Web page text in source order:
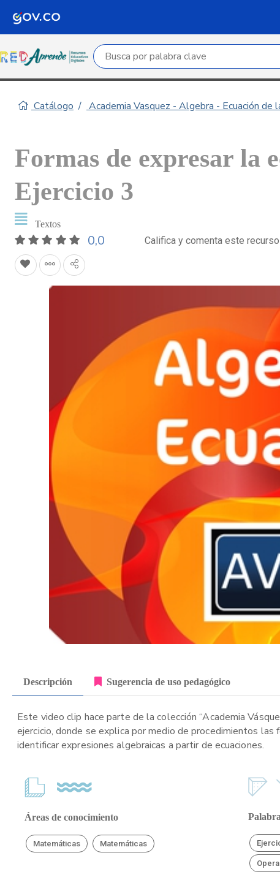
Campo de búsqueda por palabra clave
Catálogo Academia Vasquez - Algebra - Ecuación de
Formas de expresar la
Ejercicio 3
Textos
0,0 Califica y comenta este
Descripción Sugerencia de uso pedagógico
Este video clip hace parte de la colección “Academia
ejercicio, donde se explica por medio de procedimientos
identificar expresiones algebraicas a partir de ecuaciones.
Áreas de conocimiento
Matemáticas Matemáticas